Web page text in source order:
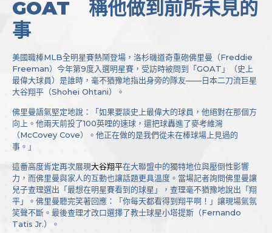
GOAT 稱他做到前所未見的
事
美國職棒MLB全明星賽熱鬧登場，洛杉磯道奇重砲佛里曼（Freddie
Freeman）今年第9度入選明星賽，受訪時被問到「GOAT」（史上
最偉大球員）是誰時，毫不猶豫地指出身旁的隊友——日本二刀流巨星
大谷翔平（Shohei Ohtani）。
佛里曼語氣堅定地說：「如果要談史上最偉大的球員，他絕對在那個方
向上。他兩天前投了100英哩的速球，還把球轟進了麥考維灣
（McCovey Cove）。他正在做的是我們從未在棒球場上見過的
事。」
這番高度肯定再次展現大谷翔平在大聯盟中的獨特地位與壓倒性影響
力，而佛里曼與家人的互動也讓話題更具溫度。當場記者詢問佛里曼讓
兒子查理選出「最想在明星賽看到的球星」，查理毫不猶豫地說出「翔
平」。佛里曼聽完笑著回應：「你每天都看得到翔平啊！」讓現場氣氛
笑聲不斷。最後查理才改口選擇了教士球星小塔提斯（Fernando
Tatis Jr.）。